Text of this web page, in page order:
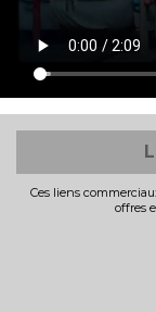
Ces liens
offres